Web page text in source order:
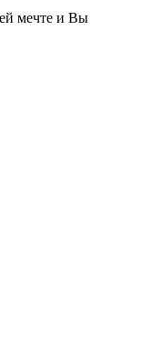
мечте и Вы